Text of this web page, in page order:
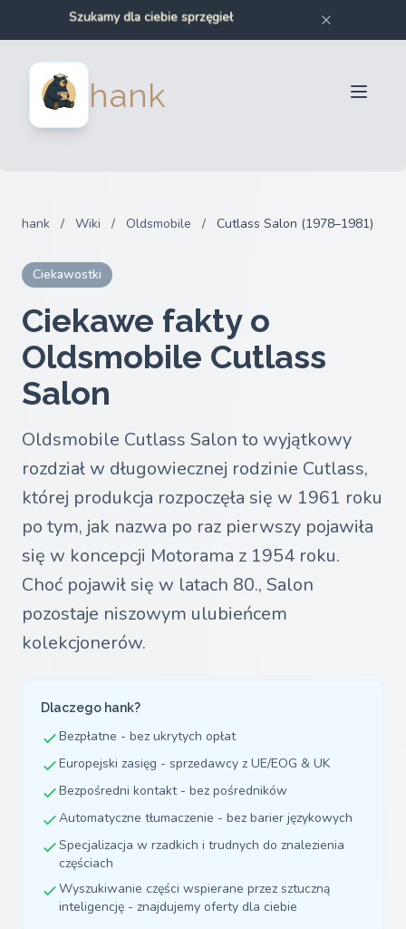
Szukamy dla ciebie zderzaków
Szukamy dla ciebie części samochodowych
hankDla kupujących
hank / Wiki / Oldsmobile / Cutlass Salon (1978–1981)
Ciekawostki
Ciekawe fakty o
Oldsmobile Cutlass
Salon
Oldsmobile Cutlass Salon to wyjątkowy
rozdział w długowiecznej rodzinie Cutlass,
której produkcja rozpoczęła się w 1961 roku
po tym, jak nazwa po raz pierwszy pojawiła
się w koncepcji Motorama z 1954 roku.
Choć pojawił się w latach 80., Salon
pozostaje niszowym ulubieńcem
kolekcjonerów.
Dlaczego hank?
Bezpłatne - bez ukrytych opłat
Europejski zasięg - sprzedawcy z UE/EOG & UK
Bezpośredni kontakt - bez pośredników
Automatyczne tłumaczenie - bez barier językowych
Specjalizacja w rzadkich i trudnych do znalezienia
częściach
Wyszukiwanie części wspierane przez sztuczną
inteligencję - znajdujemy oferty dla ciebie